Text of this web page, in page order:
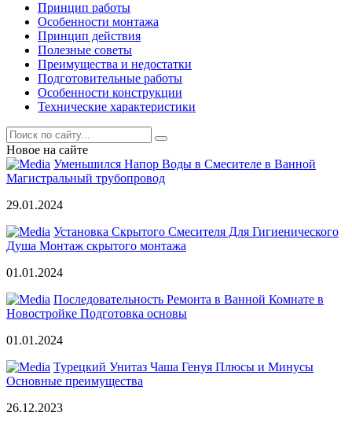
Принцип работы
Особенности монтажа
Принцип действия
Полезные советы
Преимущества и недостатки
Подготовительные работы
Особенности конструкции
Технические характеристики
Новое на сайте
Уменьшился Напор Воды в Смесителе в Ванной
Магистральный трубопровод
29.01.2024
Установка Скрытого Смесителя Для Гигиенического
Душа Монтаж скрытого монтажа
01.01.2024
Последовательность Ремонта в Ванной Комнате в
Новостройке Подготовка основы
01.01.2024
Турецкий Унитаз Чаша Генуя Плюсы и Минусы
Основные преимущества
26.12.2023